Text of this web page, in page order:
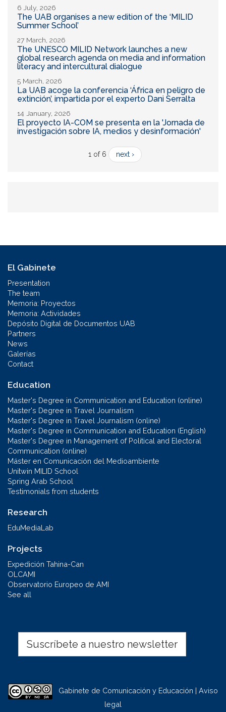
6 July, 2026
The UAB organises a new edition of the ‘MILID
Summer School’
27 March, 2026
The UNESCO MILID Network launches a new
global research agenda on media and information
literacy and intercultural dialogue
5 March, 2026
La UAB acoge la conferencia ‘África en peligro de
extinción’, impartida por el experto Dani Serralta
14 January, 2026
El proyecto IA-COM se presenta en la 'Jornada de
investigación sobre IA, medios y desinformación'
1 of 6 next ›
El Gabinete
Presentation
The team
Memoria: Proyectos
Memoria: Actividades
Depósito Digital de Documentos UAB
Partners
News
Galerías
Contact
Education
Master's Degree in Communication and Education (online)
Master's Degree in Travel Journalism
Master's Degree in Travel Journalism (online)
Master's Degree in Communication and Education (English)
Master's Degree in Management of Political and Electoral
Communication (online)
Máster en Comunicación del Medioambiente
Unitwin MILID School
Spring Arab School
Testimonials from students
Research
EduMediaLab
Projects
Expedición Tahina-Can
OLCAMI
Observatorio Europeo de AMI
See all
Suscríbete a nuestro newsletter
Gabinete de Comunicación y Educación | Aviso
legal